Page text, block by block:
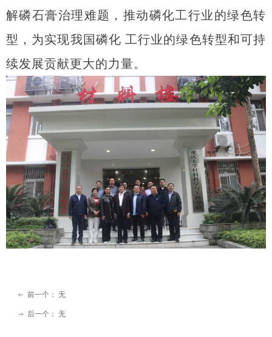
解磷石膏治理难题，推动磷化工行业的绿色转
型，为实现我国磷化 工行业的绿色转型和可持
续发展贡献更大的力量。
ꂃ 前一个： 无
ꁹ 后一个： 无